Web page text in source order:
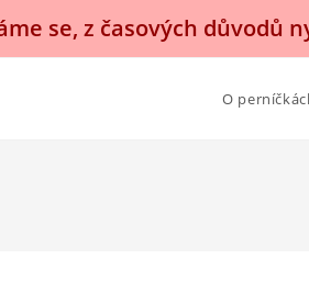
se, z časových důvodů
O